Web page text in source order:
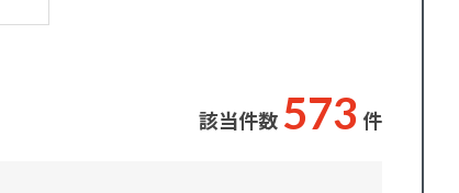
該当件数 573 件